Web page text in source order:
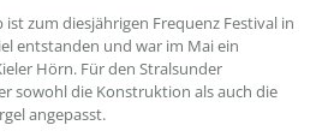
zum diesjährigen Frequenz Festival in
entstanden und war im Mai ein
Hörn. Für den Stralsunder
sowohl die Konstruktion als auch die
angepasst.